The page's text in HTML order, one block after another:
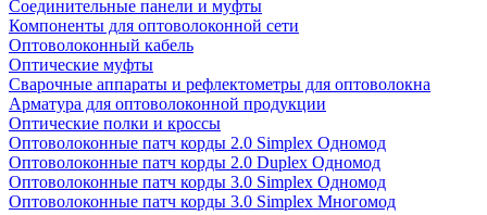
Соединительные панели и муфты
Компоненты для оптоволоконной сети
Оптоволоконный кабель
Оптические муфты
Сварочные аппараты и рефлектометры для оптоволокна
Арматура для оптоволоконной продукции
Оптические полки и кроссы
Оптоволоконные патч корды 2.0 Simplex Одномод
Оптоволоконные патч корды 2.0 Duplex Одномод
Оптоволоконные патч корды 3.0 Simplex Одномод
Оптоволоконные патч корды 3.0 Simplex Многомод